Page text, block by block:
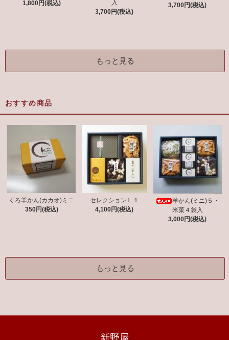
1,800円(税込)
入
3,700円(税込)
3,700円(税込)
もっと見る
おすすめ商品
くろ羊かん(カカオ)ミニ
350円(税込)
セレクションＬ１
4,100円(税込)
羊かん(ミニ)５・
米菓４袋入
3,000円(税込)
もっと見る
新野屋